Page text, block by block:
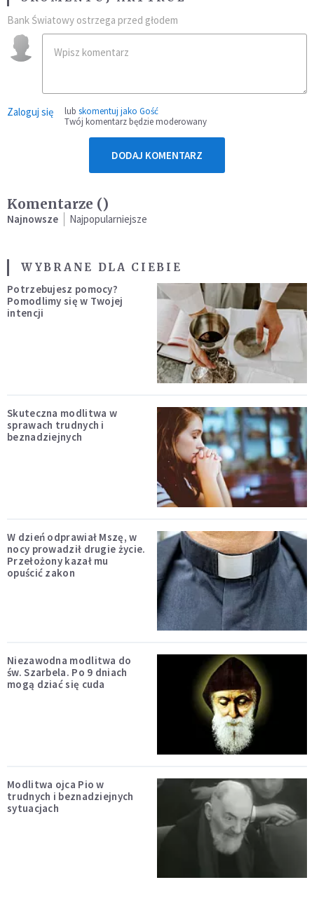
Bank Światowy ostrzega przed głodem
Zaloguj się lub skomentuj jako Gość
Twój komentarz będzie moderowany
DODAJ KOMENTARZ
Komentarze ()
Najnowsze Najpopularniejsze
WYBRANE DLA CIEBIE
Potrzebujesz pomocy?
Pomodlimy się w Twojej
intencji
Skuteczna modlitwa w
sprawach trudnych i
beznadziejnych
W dzień odprawiał Mszę, w
nocy prowadził drugie życie.
Przełożony kazał mu
opuścić zakon
Niezawodna modlitwa do
św. Szarbela. Po 9 dniach
mogą dziać się cuda
Modlitwa ojca Pio w
trudnych i beznadziejnych
sytuacjach